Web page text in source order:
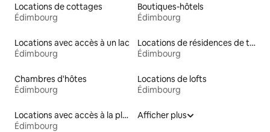
Locations de cottages
Édimbourg
Boutiques-hôtels
Édimbourg
Locations avec accès à un lac
Édimbourg
Locations de résidences de tourisme
Édimbourg
Chambres d'hôtes
Édimbourg
Locations de lofts
Édimbourg
Locations avec accès à la plage
Édimbourg
Afficher plus